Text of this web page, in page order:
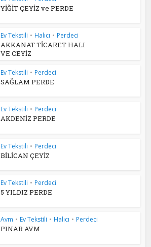
YİĞİT ÇEYİZ ve PERDE
Ev Tekstili • Halıcı • Perdeci
AKKANAT TİCARET HALI
VE CEYİZ
Ev Tekstili • Perdeci
SAĞLAM PERDE
Ev Tekstili • Perdeci
AKDENİZ PERDE
Ev Tekstili • Perdeci
BİLİCAN ÇEYİZ
Ev Tekstili • Perdeci
5 YILDIZ PERDE
Avm • Ev Tekstili • Halıcı • Perdeci
PINAR AVM